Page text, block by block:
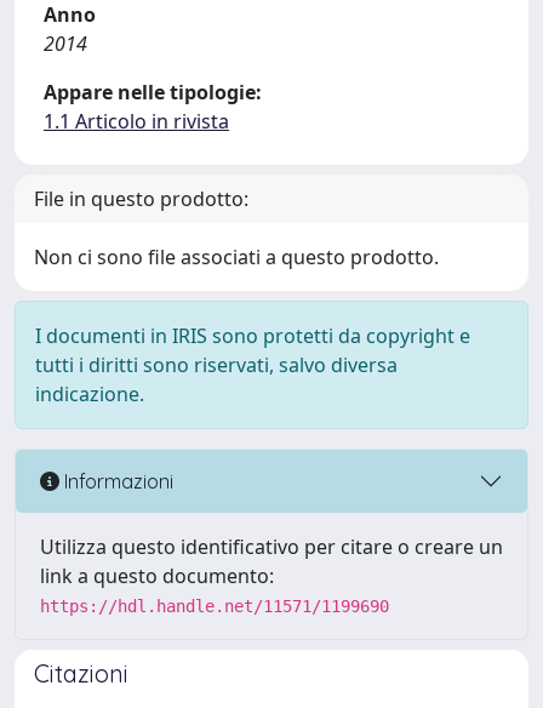
Anno
2014
Appare nelle tipologie:
1.1 Articolo in rivista
File in questo prodotto:
Non ci sono file associati a questo prodotto.
I documenti in IRIS sono protetti da copyright e
tutti i diritti sono riservati, salvo diversa
indicazione.
Informazioni
Utilizza questo identificativo per citare o creare un
link a questo documento:
https://hdl.handle.net/11571/1199690
Citazioni